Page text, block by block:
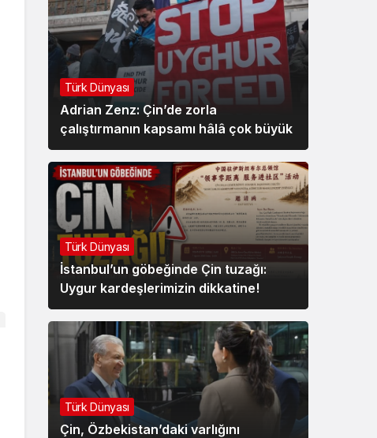
Türk Dünyası
Adrian Zenz: Çin’de zorla
çalıştırmanın kapsamı hâlâ çok büyük
Türk Dünyası
İstanbul’un göbeğinde Çin tuzağı:
Uygur kardeşlerimizin dikkatine!
Türk Dünyası
Çin, Özbekistan’daki varlığını